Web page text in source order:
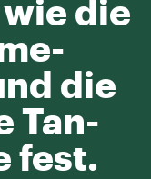
die
die
Tan-
fest.